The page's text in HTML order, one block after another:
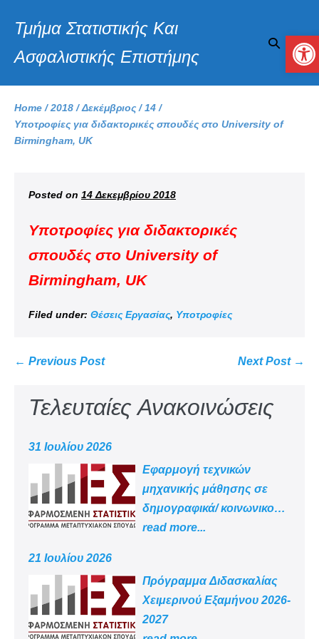
Τμήμα Στατιστικής Και
Ασφαλιστικής Επιστήμης
Home /2018 /Δεκέμβριος /14 /
Υποτροφίες για διδακτορικές σπουδές στο University of
Birmingham, UK
Posted on 14 Δεκεμβρίου 2018
Υποτροφίες για διδακτορικές
σπουδές στο University of
Birmingham, UK
Filed under: Θέσεις Εργασίας, Υποτροφίες
← Previous Post Next Post →
Τελευταίες Ανακοινώσεις
31 Ιουλίου 2026
Εφαρμογή τεχνικών
μηχανικής μάθησης σε
δημογραφικά/ κοινωνικο
-οικονομικά δεδομένα
read more...
21 Ιουλίου 2026
Πρόγραμμα Διδασκαλίας
Χειμερινού Εξαμήνου 2026-
2027